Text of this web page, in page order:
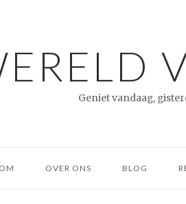
Geniet vandaag,
OVER ONS BLOG